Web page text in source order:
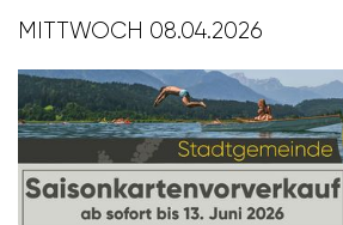
MITTWOCH 08.04.2026